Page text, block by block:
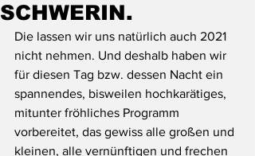
SCHWERIN.
Die lassen wir uns natürlich auch 2021
nicht nehmen. Und deshalb haben wir
für diesen Tag bzw. dessen Nacht ein
spannendes, bisweilen hochkarätiges,
mitunter fröhliches Programm
vorbereitet, das gewiss alle großen und
kleinen, alle vernünftigen und frechen